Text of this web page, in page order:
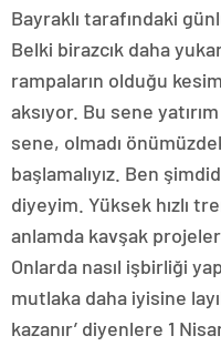
Bayraklı tarafındaki
Belki birazcık daha
rampaların olduğu
aksıyor. Bu sene
sene, olmadı
başlamalıyız. Ben
diyeyim. Yüksek hızlı
anlamda kavşak
Onlarda nasıl işbirliği
mutlaka daha iyisine
kazanır’ diyenlere 1